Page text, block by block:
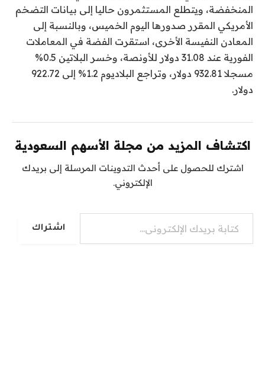
المنخفضة، ويتطلع المستثمرون حاليا إلى بيانات التضخم
الأمريكي المقرر صدورها اليوم الخميس، وبالنسبة إلى
المعادن النفيسة الأخرى، استقرت الفضة في المعاملات
الفورية عند 31.08 دولار للأونصة، وخسر البلاتين 0.5%
مسجلا 932.81 دولار، وتراجع البلاديوم 1.2% إلى 922.72
دولار.
اكتشاف المزيد من مجلة الأسهم السعودية
اشترك للحصول على أحدث التدوينات المرسلة إلى بريدك
الإلكتروني.
كتابة بريدك الإلكتروني...
اشتراك